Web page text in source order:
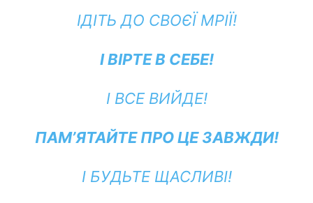
ІДІТЬ ДО СВОЄЇ МРІЇ!
І ВІРТЕ В СЕБЕ!
І ВСЕ ВИЙДЕ!
ПАМ’ЯТАЙТЕ ПРО ЦЕ ЗАВЖДИ!
І БУДЬТЕ ЩАСЛИВІ!